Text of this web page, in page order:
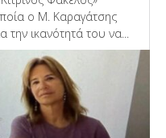
ο Μ. Καραγάτσης
την ικανότητά του να...